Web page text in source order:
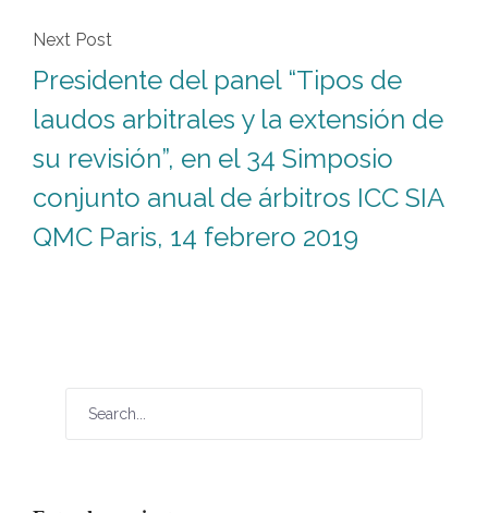
Next Post
Presidente del panel “Tipos de
laudos arbitrales y la extensión de
su revisión”, en el 34 Simposio
conjunto anual de árbitros ICC SIA
QMC Paris, 14 febrero 2019